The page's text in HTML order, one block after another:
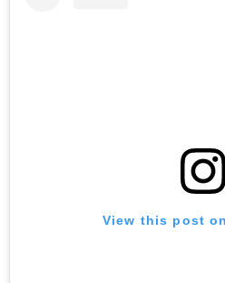
View this post